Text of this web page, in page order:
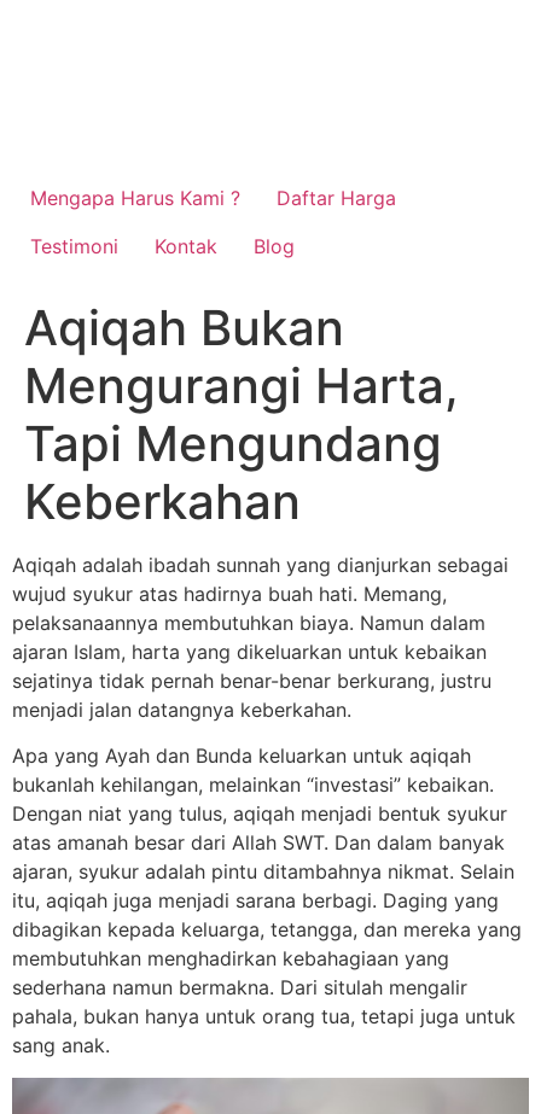
Mengapa Harus Kami ?
Daftar Harga
Testimoni
Kontak Blog
Aqiqah Bukan
Mengurangi Harta,
Tapi Mengundang
Keberkahan
Aqiqah adalah ibadah sunnah yang dianjurkan sebagai
wujud syukur atas hadirnya buah hati. Memang,
pelaksanaannya membutuhkan biaya. Namun dalam
ajaran Islam, harta yang dikeluarkan untuk kebaikan
sejatinya tidak pernah benar-benar berkurang, justru
menjadi jalan datangnya keberkahan.
Apa yang Ayah dan Bunda keluarkan untuk aqiqah
bukanlah kehilangan, melainkan “investasi” kebaikan.
Dengan niat yang tulus, aqiqah menjadi bentuk syukur
atas amanah besar dari Allah SWT. Dan dalam banyak
ajaran, syukur adalah pintu ditambahnya nikmat. Selain
itu, aqiqah juga menjadi sarana berbagi. Daging yang
dibagikan kepada keluarga, tetangga, dan mereka yang
membutuhkan menghadirkan kebahagiaan yang
sederhana namun bermakna. Dari situlah mengalir
pahala, bukan hanya untuk orang tua, tetapi juga untuk
sang anak.